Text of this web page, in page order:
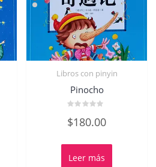
Libros con pinyin
Pinocho
con
0
5
$180.00
Leer más